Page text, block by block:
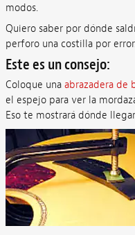
modos.
Quiero saber por dónde
perforo una costilla por
Este es un consejo:
Coloque una abrazadera de
el espejo para ver la
Eso te mostrará dónde